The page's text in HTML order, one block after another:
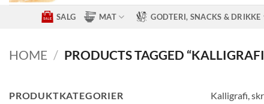
SALG MAT GODTERI, SNACKS & DRIKKE
HOME / PRODUCTS TAGGED
PRODUKTKATEGORIER
Kalligrafi,